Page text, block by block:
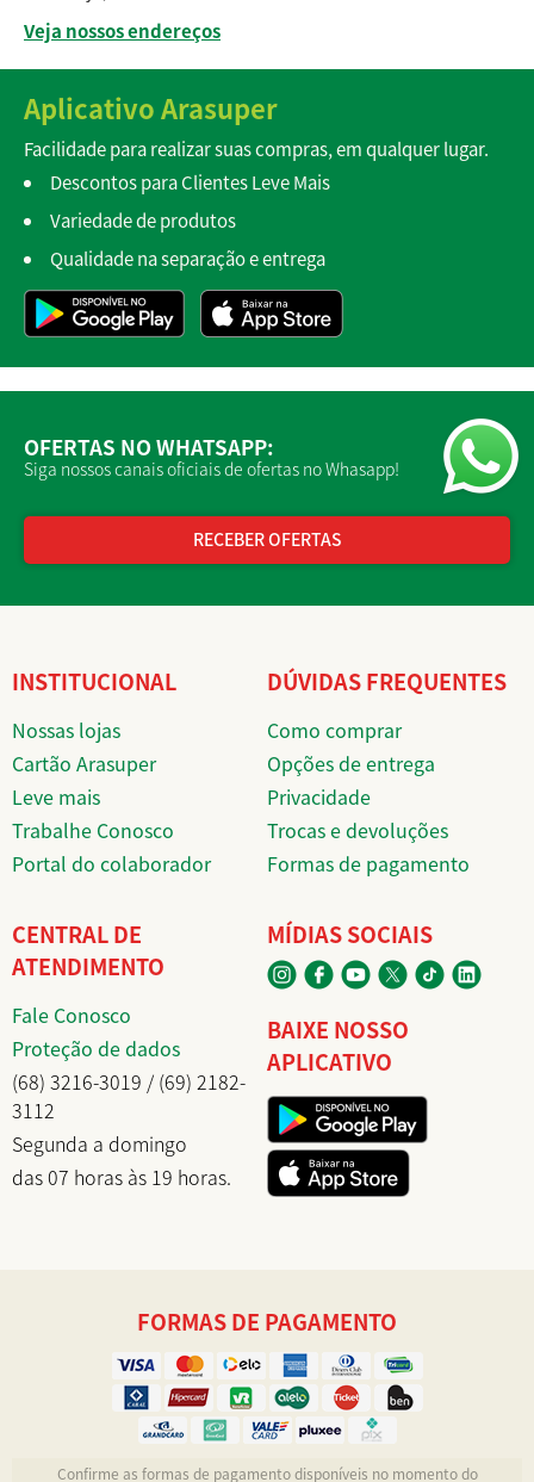
Veja nossos endereços
Aplicativo Arasuper
Facilidade para realizar suas compras, em qualquer lugar.
Descontos para Clientes Leve Mais
Variedade de produtos
Qualidade na separação e entrega
OFERTAS NO WHATSAPP:
Siga nossos canais oficiais de ofertas no Whasapp!
RECEBER OFERTAS
INSTITUCIONAL
Nossas lojas
Cartão Arasuper
Leve mais
Trabalhe Conosco
Portal do colaborador
DÚVIDAS FREQUENTES
Como comprar
Opções de entrega
Privacidade
Trocas e devoluções
Formas de pagamento
CENTRAL DE
ATENDIMENTO
Fale Conosco
Proteção de dados
(68) 3216-3019 / (69) 2182-
3112
Segunda a domingo
das 07 horas às 19 horas.
MÍDIAS SOCIAIS
BAIXE NOSSO
APLICATIVO
FORMAS DE PAGAMENTO
Confirme as formas de pagamento disponíveis no momento do